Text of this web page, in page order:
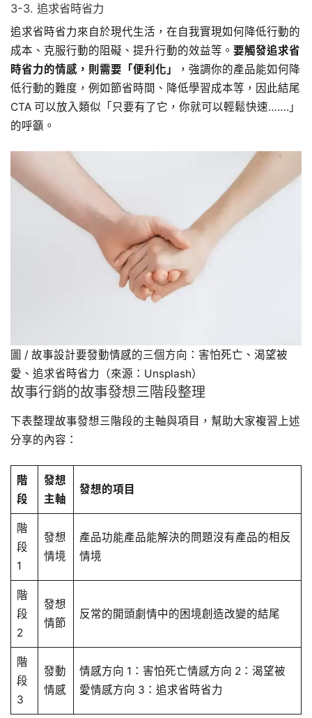
3-3. 追求省時省力
追求省時省力來自於現代生活，在自我實現如何降低行動的
成本、克服行動的阻礙、提升行動的效益等。 要觸發追求省
時省力的情感，則需要「便利化」
，強調你的產品能如何降
低行動的難度，例如節省時間、降低學習成本等，因此結尾
CTA 可以放入類似「只要有了它，你就可以輕鬆快速…….」
的呼籲。
圖 / 故事設計要發動情感的三個方向：害怕死亡、渴望被
愛、追求省時省力（來源：Unsplash）
故事行銷的故事發想三階段整理
下表整理故事發想三階段的主軸與項目，幫助大家複習上述
分享的內容：
階
段
發想
主軸
發想的項目
階
段
1
發想
情境
產品功能產品能解決的問題沒有產品的相反
情境
階
段
2
發想
情節
反常的開頭劇情中的困境創造改變的結尾
階
段
3
發動
情感
情感方向 1：害怕死亡情感方向 2：渴望被
愛情感方向 3：追求省時省力